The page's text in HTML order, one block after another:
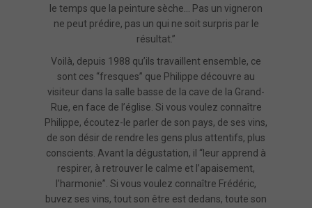
le temps que la peinture sèche… Pas un vigneron
ne peut prédire, pas un qui ne soit surpris par le
résultat.”
Voilà, depuis 1988 qu’ils travaillent ensemble, ce
sont ces “fresques” que Philippe découvre au
visiteur dans la salle basse de la cave de la Grand-
Rue, en face de l’église. Si vous voulez connaître
Philippe, écoutez-le parler de son pays, de ses vins,
de son désir de rendre les gens plus attentifs, plus
conscients. Avant la dégustation, il “leur apprend à
respirer, à retrouver le calme et l’apaisement,
l’harmonie”. Si vous voulez connaître Frédéric,
buvez ses vins, tout son être est dedans, toute son